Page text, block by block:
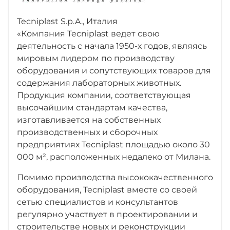
144 клетки (8ш x 9в),
Описание
Линейка SEALSAFE NEXT была специально
разработана для обеспечения оптимального
баланса между плотностью размещения,
эргономичностью условиями содержания
животных и капитальными расходами.
Линейка BLUE LINE NEXT является результатом
изменения конструкции линейки ИВК SEALSAFE
компании Tecniplast с сохранением всех
системы
УСЛОВИЯ СОДЕРЖАНИЯ ЖИВОТНЫХ
Впускной и выпускной клапаны
Tecniplast S.p.A., Италия
«Компания Tecniplast ведет свою
деятельность с начала 1950-х годов, являясь
мировым лидером по производству
оборудования и сопутствующих товаров для
содержания лабораторных животных.
Продукция компании, соответствующая
высочайшим стандартам качества,
изготавливается на собственных
производственных и сборочных
предприятиях Tecniplast площадью около 30
000 м², расположенных недалеко от Милана.
Помимо производства высококачественного
оборудования, Tecniplast вместе со своей
сетью специалистов и консультантов
регулярно участвует в проектировании и
строительстве новых и реконструкции